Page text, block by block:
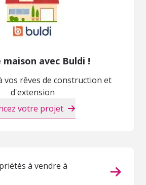
avec Buldi !
vos rêves de construction et
d'extension
votre projet
à vendre à